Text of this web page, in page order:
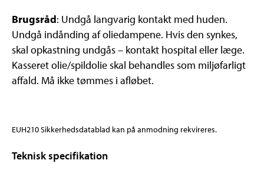
Brugsråd: Undgå langvarig kontakt med huden.
Undgå indånding af oliedampene. Hvis den synkes,
skal opkastning undgås – kontakt hospital eller læge.
Kasseret olie/spildolie skal behandles som miljøfarligt
affald. Må ikke tømmes i afløbet.
EUH210 Sikkerhedsdatablad kan på anmodning rekvireres.
Teknisk specifikation